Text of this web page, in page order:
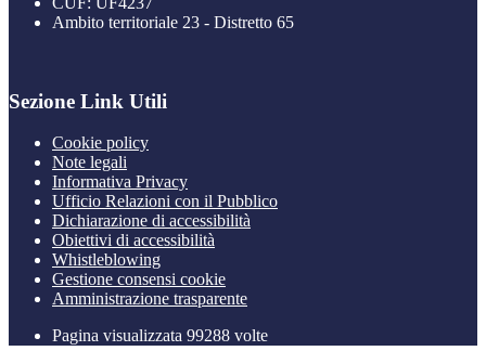
Ambito territoriale 23 - Distretto 65
Sezione Link Utili
Cookie policy
Note legali
Informativa Privacy
Ufficio Relazioni con il Pubblico
Dichiarazione di accessibilità
Obiettivi di accessibilità
Whistleblowing
Gestione consensi cookie
Amministrazione trasparente
Pagina visualizzata 99288 volte